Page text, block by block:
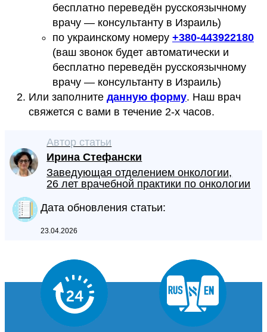
бесплатно переведён русскоязычному
врачу — консультанту в Израиль)
по украинскому номеру +380-443922180
(ваш звонок будет автоматически и
бесплатно переведён русскоязычному
врачу — консультанту в Израиль)
Или заполните данную форму. Наш врач
свяжется с вами в течение 2-х часов.
Автор статьи
Ирина Стефански
Заведующая отделением онкологии,
26 лет врачебной практики по онкологии
Дата обновления статьи:
23.04.2026